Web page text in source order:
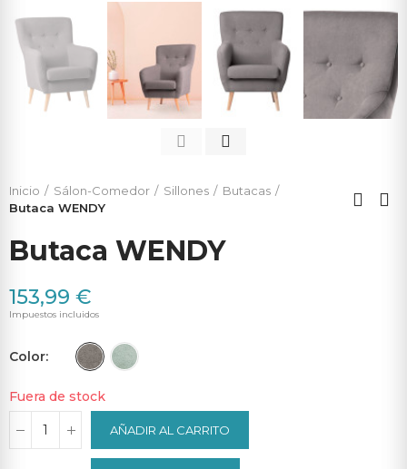
Inicio Sálon-Comedor Sillones
Butacas
Butaca WENDY
Butaca WENDY
153,99 €
Impuestos incluidos
Color
Fuera de stock
AÑADIR AL CARRITO